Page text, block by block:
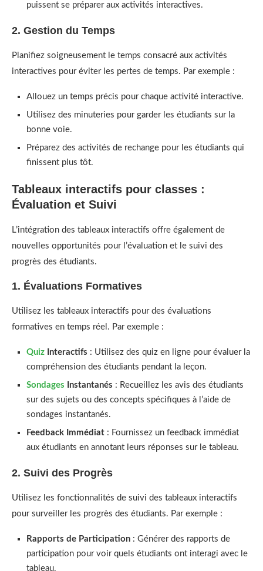
puissent se préparer aux activités interactives.
2. Gestion du Temps
Planifiez soigneusement le temps consacré aux activités
interactives pour éviter les pertes de temps. Par exemple :
Allouez un temps précis pour chaque activité interactive.
Utilisez des minuteries pour garder les étudiants sur la
bonne voie.
Préparez des activités de rechange pour les étudiants qui
finissent plus tôt.
Tableaux interactifs pour classes :
Évaluation et Suivi
L’intégration des tableaux interactifs offre également de
nouvelles opportunités pour l’évaluation et le suivi des
progrès des étudiants.
1. Évaluations Formatives
Utilisez les tableaux interactifs pour des évaluations
formatives en temps réel. Par exemple :
Quiz Interactifs : Utilisez des quiz en ligne pour évaluer la
compréhension des étudiants pendant la leçon.
Sondages Instantanés : Recueillez les avis des étudiants
sur des sujets ou des concepts spécifiques à l’aide de
sondages instantanés.
Feedback Immédiat : Fournissez un feedback immédiat
aux étudiants en annotant leurs réponses sur le tableau.
2. Suivi des Progrès
Utilisez les fonctionnalités de suivi des tableaux interactifs
pour surveiller les progrès des étudiants. Par exemple :
Rapports de Participation : Générer des rapports de
participation pour voir quels étudiants ont interagi avec le
tableau.